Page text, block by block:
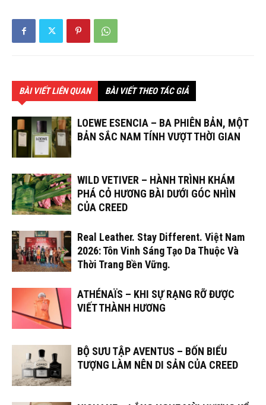
BÀI VIẾT LIÊN QUAN BÀI VIẾT THEO TÁC GIẢ
LOEWE ESENCIA – BA PHIÊN BẢN, MỘT
BẢN SẮC NAM TÍNH VƯỢT THỜI GIAN
WILD VETIVER – HÀNH TRÌNH KHÁM
PHÁ CỎ HƯƠNG BÀI DƯỚI GÓC NHÌN
CỦA CREED
Real Leather. Stay Different. Việt Nam
2026: Tôn Vinh Sáng Tạo Da Thuộc Và
Thời Trang Bền Vững.
ATHÉNAÏS – KHI SỰ RẠNG RỠ ĐƯỢC
VIẾT THÀNH HƯƠNG
BỘ SƯU TẬP AVENTUS – BỐN BIỂU
TƯỢNG LÀM NÊN DI SẢN CỦA CREED